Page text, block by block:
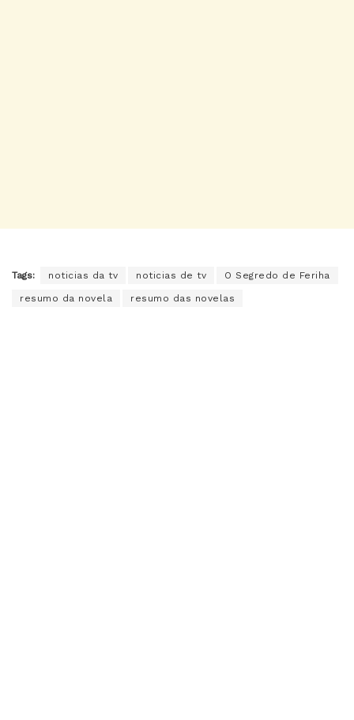
Tags: noticias da tv noticias de tv O Segredo de Feriha
resumo da novela resumo das novelas